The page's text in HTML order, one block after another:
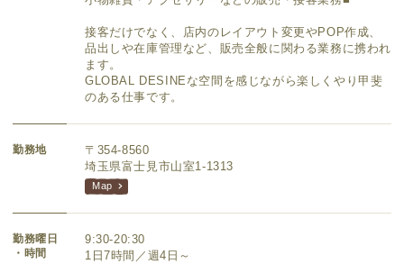
接客だけでなく、店内のレイアウト変更やPOP作成、
品出しや在庫管理など、販売全般に関わる業務に携われ
ます。
GLOBAL DESINEな空間を感じながら楽しくやり甲斐
のある仕事です。
勤務地
〒354-8560
埼玉県富士見市山室1-1313
Map
勤務曜日
・時間
9:30-20:30
1日7時間／週4日～